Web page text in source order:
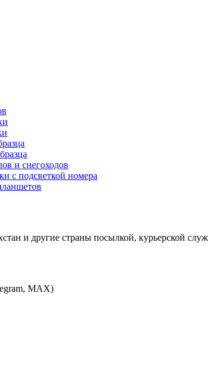
и снегоходов
с подсветкой номера
и другие страны посылкой, курьерской
MAX)